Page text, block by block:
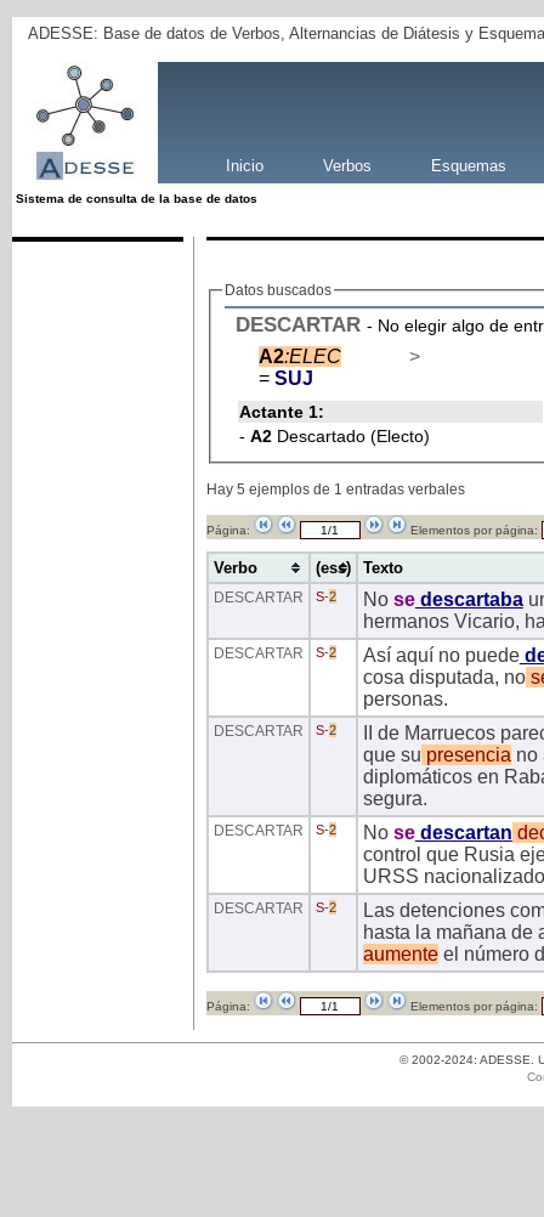
ADESSE: Base de datos de Verbos, Alternancias de Diátesis y
Inicio Verbos Esquemas
Sistema de consulta de la base de datos
Datos buscados
DESCARTAR - No elegir algo de
A2:ELEC
= SUJ
>
Actante 1:
- A2Descartado (Electo)
Hay 5 ejemplos de 1 entradas verbales
Página: Elementos por página:
Verbo (ess) Texto
DESCARTAR S-2 Nosedescartaba
hermanos Vicario,
DESCARTAR S-2 Así aquí no puede
cosa disputada, no
personas.
DESCARTAR S-2
II de Marruecos
que su presencia no
diplomáticos en
segura.
DESCARTAR S-2 Nosedescartan
control que Rusia
URSS
DESCARTAR S-2
Las detenciones
hasta la mañana de
aumenteel número
Página: Elementos por página:
© 2002-2024: ADESSE.